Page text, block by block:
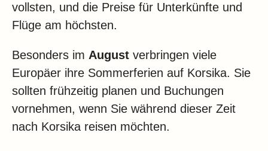
vollsten, und die Preise für Unterkünfte und
Flüge am höchsten.
Besonders im August verbringen viele
Europäer ihre Sommerferien auf Korsika. Sie
sollten frühzeitig planen und Buchungen
vornehmen, wenn Sie während dieser Zeit
nach Korsika reisen möchten.